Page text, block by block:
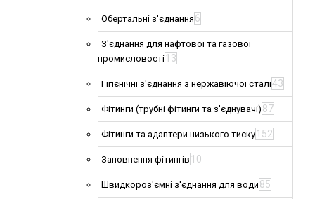
Обертальні з'єднання 6
З'єднання для нафтової та газової
промисловості 13
Гігієнічні з'єднання з нержавіючої сталі43
Фітинги (трубні фітинги та з'єднувачі) 87
Фітинги та адаптери низького тиску 152
Заповнення фітингів 10
Швидкороз'ємні з'єднання для води 85